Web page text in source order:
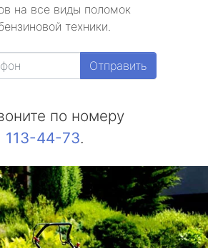
на все виды поломок
техники.
Отправить
по номеру
113-44-73.